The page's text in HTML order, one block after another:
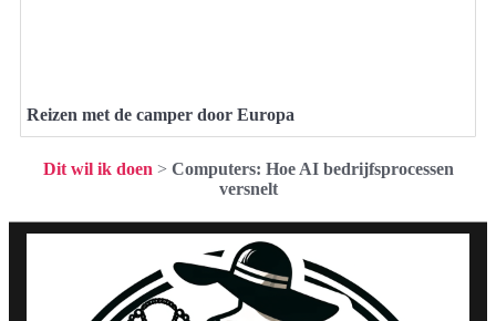
Reizen met de camper door Europa
Dit wil ik doen > Computers: Hoe AI bedrijfsprocessen
versnelt